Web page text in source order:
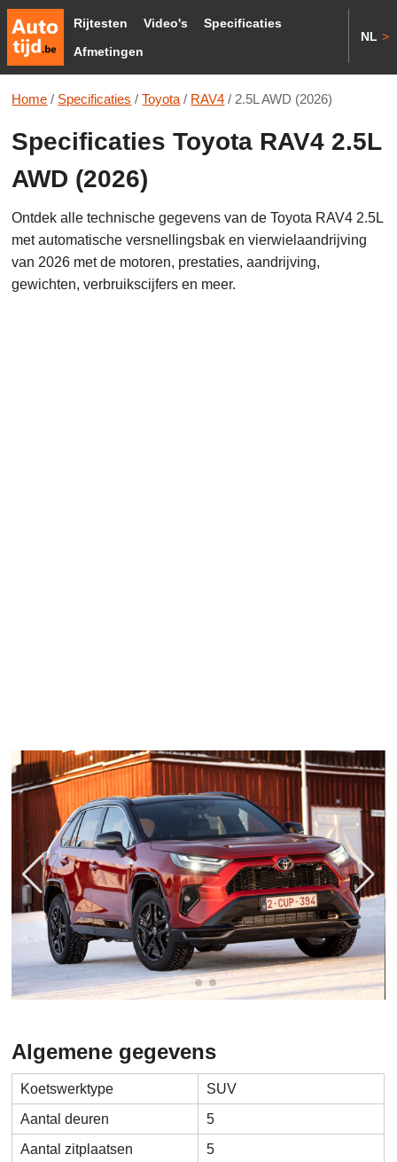
Rijtesten Video's
Specificaties
Afmetingen
NL >
Home / Specificaties / Toyota / RAV4 / 2.5L AWD (2026)
Specificaties Toyota RAV4 2.5L
AWD (2026)
Ontdek alle technische gegevens van de Toyota RAV4 2.5L
met automatische versnellingsbak en vierwielaandrijving
van 2026 met de motoren, prestaties, aandrijving,
gewichten, verbruikscijfers en meer.
Algemene gegevens
Koetswerktype
SUV
Aantal deuren
5
Aantal zitplaatsen
5